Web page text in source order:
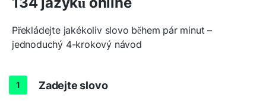
Překládejte jakékoliv slovo během pár minut –
jednoduchý 4-krokový návod
Zadejte slovo